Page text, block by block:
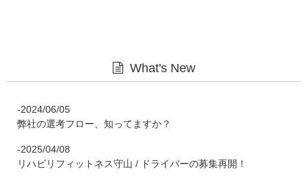
What's New
-2024/06/05
弊社の選考フロー、知ってますか？
-2025/04/08
リハビリフィットネス守山 / ドライバーの募集再開！